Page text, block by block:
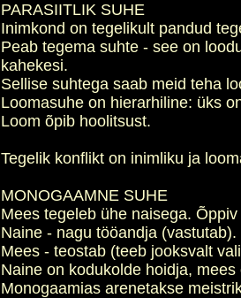
PARASIITLIK SUHE
Inimkond on tegelikult pandud
Peab tegema suhte - see on
kahekesi.
Sellise suhtega saab meid teha
Loomasuhe on hierarhiline: üks
Loom õpib hoolitsust.
Tegelik konflikt on inimliku ja
MONOGAAMNE SUHE
Mees tegeleb ühe naisega.
Naine - nagu tööandja
Mees - teostab (teeb jooksvalt
Naine on kodukolde hoidja, mees
Monogaamias arenetakse